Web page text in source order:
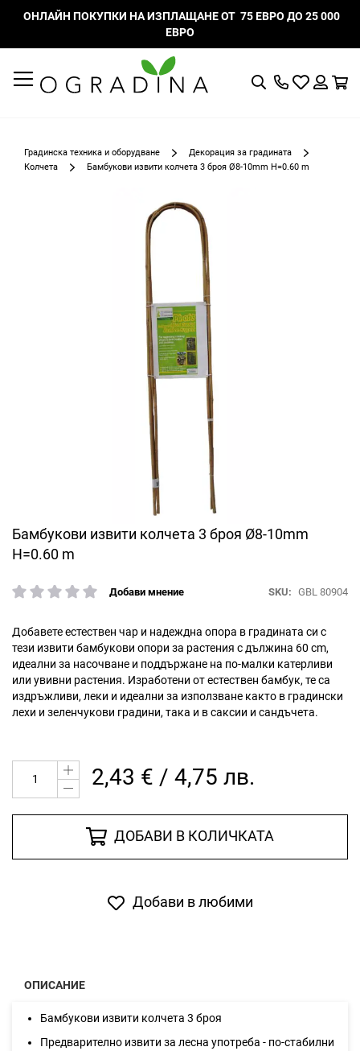
ОНЛАЙН ПОКУПКИ НА ИЗПЛАЩАНЕ ОТ 75 ЕВРО ДО 25 000
ЕВРО
ТърсенеМоят
Градинска техника и оборудване
Декорация за градината
Колчета
Бамбукови извити колчета 3 броя Ø8-10mm H=0.60 m
Бамбукови извити колчета 3 броя Ø8-10mm
H=0.60 m
рейтинг:
Добави мнение SKU GBL 80904
Добавете естествен чар и надеждна опора в градината си с
тези извити бамбукови опори за растения с дължина 60 cm,
идеални за насочване и поддържане на по-малки катерливи
или увивни растения. Изработени от естествен бамбук, те са
издръжливи, леки и идеални за използване както в градински
лехи и зеленчукови градини, така и в саксии и сандъчета.
2,43 € / 4,75 лв.
ДОБАВИ В КОЛИЧКАТА
Добави в любими
Преминете
към
началото
галерия
снимки
ОПИСАНИЕ
Бамбукови извити колчета 3 броя
Предварително извити за лесна употреба - по-стабилни